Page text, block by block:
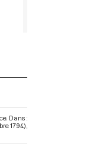
Dans :
1794)